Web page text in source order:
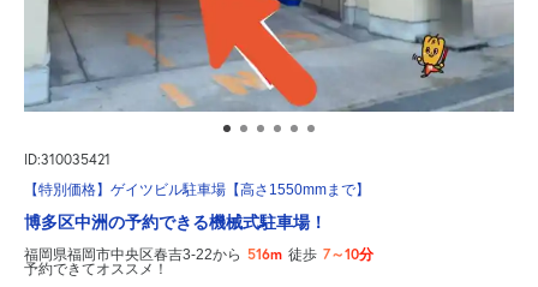
ID:310035421
【特別価格】ゲイツビル駐車場【高さ1550mmまで】
博多区中洲の予約できる機械式駐車場！
福岡県福岡市中央区春吉3-22から 516m 徒歩 7～10分
予約できてオススメ！